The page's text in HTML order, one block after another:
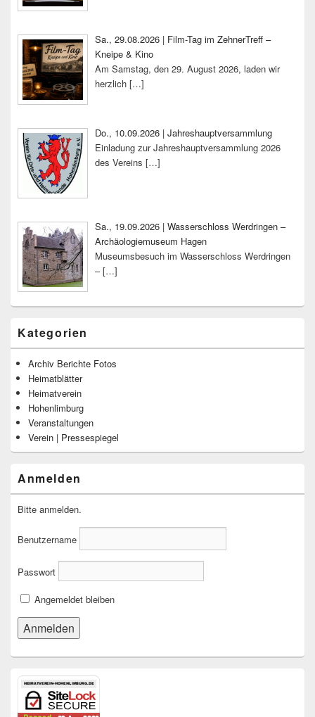
Sa., 29.08.2026 | Film-Tag im ZehnerTreff –
Kneipe & Kino
Am Samstag, den 29. August 2026, laden wir
herzlich […]
Do., 10.09.2026 | Jahreshauptversammlung
Einladung zur Jahreshauptversammlung 2026
des Vereins […]
Sa., 19.09.2026 | Wasserschloss Werdringen –
Archäologiemuseum Hagen
Museumsbesuch im Wasserschloss Werdringen
–[…]
Kategorien
Archiv Berichte Fotos
Heimatblätter
Heimatverein
Hohenlimburg
Veranstaltungen
Verein | Pressespiegel
Anmelden
Bitte anmelden.
Benutzername
Passwort
Angemeldet bleiben